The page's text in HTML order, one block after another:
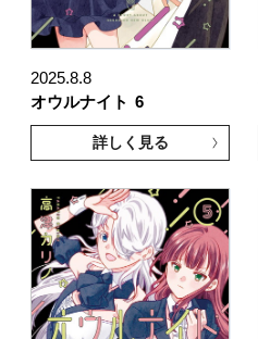
2025.8.8
オウルナイト 6
詳しく見る